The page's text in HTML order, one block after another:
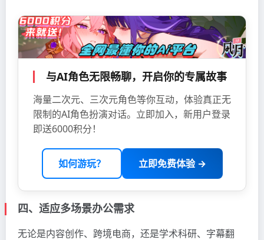
与AI角色无限畅聊，开启你的专属故事
海量二次元、三次元角色等你互动，体验真正无
限制的AI角色扮演对话。立即加入，新用户登录
即送6000积分！
如何游玩？ 立即免费体验 →
四、适应多场景办公需求
无论是内容创作、跨境电商，还是学术科研、字幕翻